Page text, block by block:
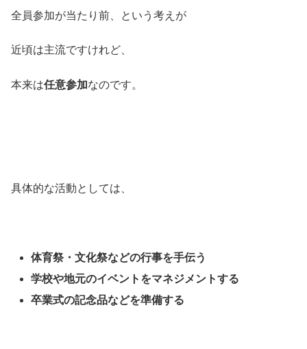
全員参加が当たり前、という考えが
近頃は主流ですけれど、
本来は任意参加なのです。
具体的な活動としては、
体育祭・文化祭などの行事を手伝う
学校や地元のイベントをマネジメントする
卒業式の記念品などを準備する